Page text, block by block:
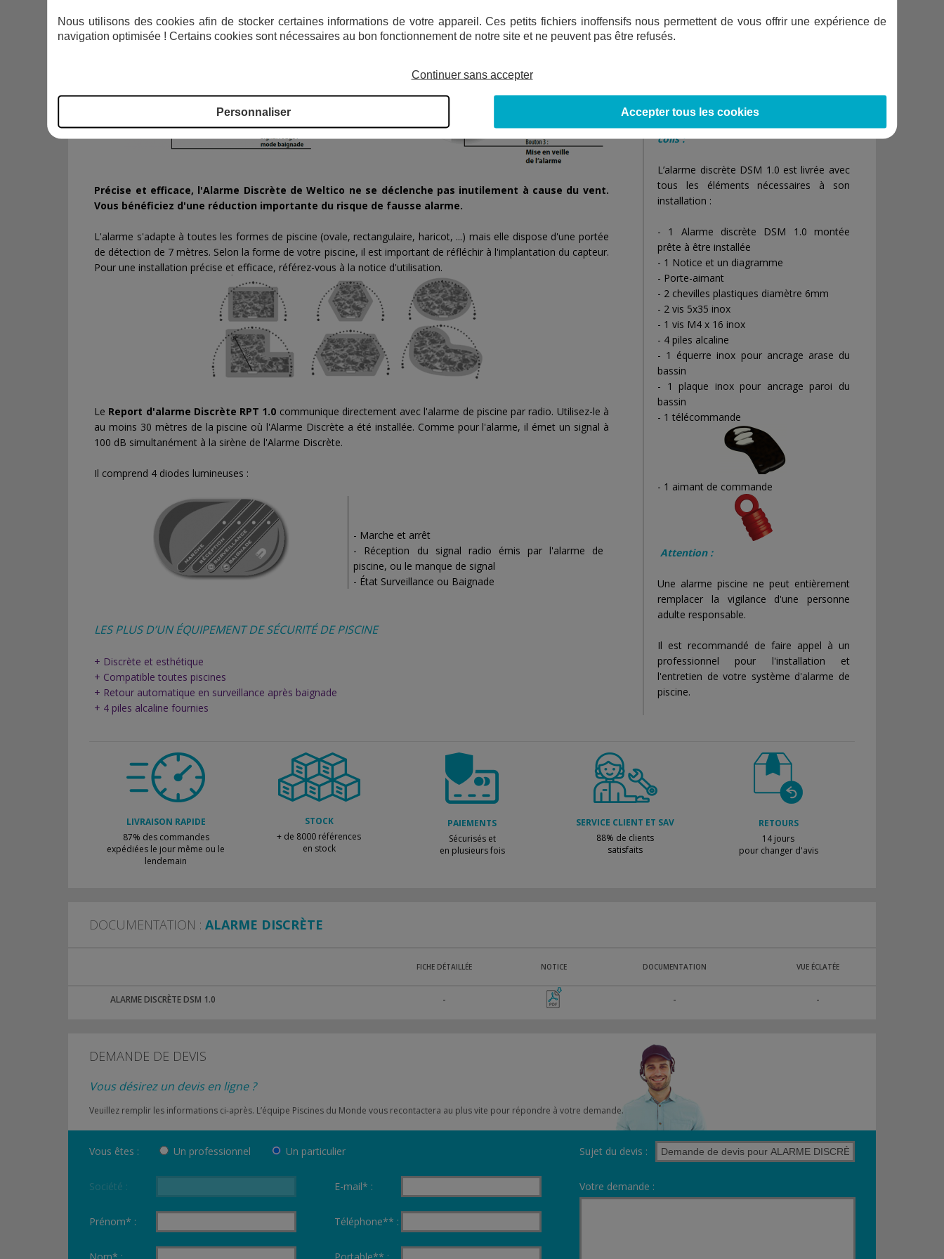
Précise et efficace, l'Alarme Discrète de Weltico ne se déclenche pas inutilement à cause du vent.
Vous bénéficiez d'une réduction importante du risque de fausse alarme.
L'alarme s'adapte à toutes les formes de piscine (ovale, rectangulaire, haricot, ...) mais elle dispose d'une portée
de détection de 7 mètres. Selon la forme de votre piscine, il est important de réfléchir à l'implantation du capteur.
Pour une installation précise et efficace, référez-vous à la notice d'utilisation.
Le Report d'alarme Discrète RPT 1.0 communique directement avec l'alarme de piscine par radio. Utilisez-le à
au moins 30 mètres de la piscine où l'Alarme Discrète a été installée. Comme pour l'alarme, il émet un signal à
100 dB simultanément à la sirène de l'Alarme Discrète.
Il comprend 4 diodes lumineuses :
- Marche et arrêt
- Réception du signal radio émis par l'alarme de
piscine, ou le manque de signal
- État Surveillance ou Baignade
LES PLUS D’UN ÉQUIPEMENT DE SÉCURITÉ DE PISCINE
+ Discrète et esthétique
+ Compatible toutes piscines
+ Retour automatique en surveillance après baignade
+ 4 piles alcaline fournies
Compatible
report d'alarme
Oui
colis :
L’alarme discrète DSM 1.0 est livrée avec
tous les éléments nécessaires à son
installation :
- 1 Alarme discrète DSM 1.0 montée
prête à être installée
- 1 Notice et un diagramme
- Porte-aimant
- 2 chevilles plastiques diamètre 6mm
- 2 vis 5x35 inox
- 1 vis M4 x 16 inox
- 4 piles alcaline
- 1 équerre inox pour ancrage arase du
bassin
- 1 plaque inox pour ancrage paroi du
bassin
- 1 télécommande
- 1 aimant de commande
Attention :
Une alarme piscine ne peut entièrement
remplacer la vigilance d'une personne
adulte responsable.
Il est recommandé de faire appel à un
professionnel pour l'installation et
l'entretien de votre système d'alarme de
piscine.
LIVRAISON RAPIDE
87% des commandes
expédiées le jour même ou le
lendemain
STOCK
+ de 8000 références
en stock
PAIEMENTS
Sécurisés et
en plusieurs fois
SERVICE CLIENT ET SAV
88% de clients
satisfaits
RETOURS
14 jours
pour changer d'avis
DOCUMENTATION : ALARME DISCRÈTE
FICHE DÉTAILLÉE NOTICE DOCUMENTATION VUE ÉCLATÉE
ALARME DISCRÈTE DSM 1.0 - - -
DEMANDE DE DEVIS
Vous désirez un devis en ligne ?
Veuillez remplir les informations ci-après. L’équipe Piscines du Monde vous recontactera au plus vite pour répondre à votre demande.
Vous êtes : Un professionnel Un particulier
Société :
Prénom* :
E-mail* :
Téléphone** :
Sujet du devis :
Votre demande :
Nous utilisons des cookies afin de stocker certaines informations de votre appareil. Ces petits fichiers inoffensifs nous permettent de vous offrir une expérience de
navigation optimisée ! Certains cookies sont nécessaires au bon fonctionnement de notre site et ne peuvent pas être refusés.
Continuer sans accepter
Personnaliser Accepter tous les cookies